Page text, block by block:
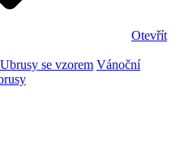
Otevřít
Ubrusy se vzorem Vánoční